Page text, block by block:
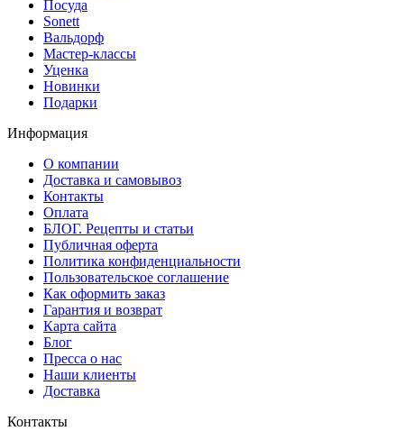
Посуда
Sonett
Вальдорф
Мастер-классы
Уценка
Новинки
Подарки
Информация
О компании
Доставка и самовывоз
Контакты
Оплата
БЛОГ. Рецепты и статьи
Публичная оферта
Политика конфиденциальности
Пользовательское соглашение
Как оформить заказ
Гарантия и возврат
Карта сайта
Блог
Пресса о нас
Наши клиенты
Доставка
Контакты